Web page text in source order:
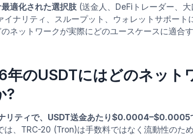
適化された選択肢 (送金人、DeFiトレーダー、
ナリティ、スループット、ウォレットサポート
ネットワークが実際にどのユースケースに適合
のUSDTにはどのネット
?
リティで、USDT送金あたり$0.0004–$0.0005
は、TRC-20 (Tron)は手数料ではなく流動性のた